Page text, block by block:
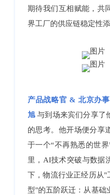
期待我们互相赋能，共
界工厂的供应链稳定性添
产品战略官 & 北京办
旭 与到场来宾们分享了
的思考。他开场便分享
于一个“不再熟悉的世
里，AI技术突破与数据
下，物流行业正经历从"
型"的五阶跃迁：从基础